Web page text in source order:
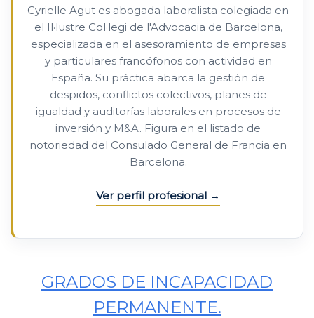
Cyrielle Agut es abogada laboralista colegiada en
el Il·lustre Col·legi de l'Advocacia de Barcelona,
especializada en el asesoramiento de empresas
y particulares francófonos con actividad en
España. Su práctica abarca la gestión de
despidos, conflictos colectivos, planes de
igualdad y auditorías laborales en procesos de
inversión y M&A. Figura en el listado de
notoriedad del Consulado General de Francia en
Barcelona.
Ver perfil profesional
GRADOS DE INCAPACIDAD
PERMANENTE.